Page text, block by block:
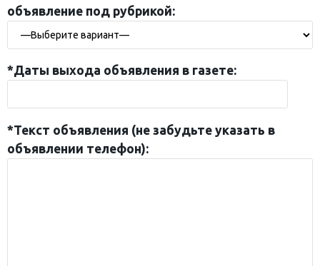
объявление под рубрикой:
*Даты выхода объявления в газете:
*Текст объявления (не забудьте указать в
объявлении телефон):